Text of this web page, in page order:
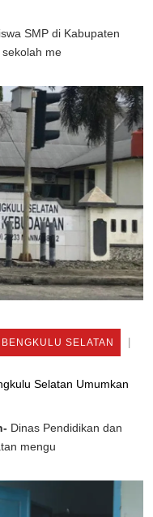
SMP di Kabupaten
me
BENGKULU SELATAN
Selatan Umumkan
Dinas Pendidikan dan
mengu